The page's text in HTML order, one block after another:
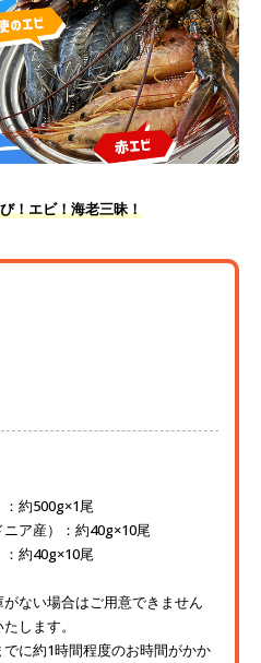
！エビ！海老三昧！
約500g×1尾
ア産）：約40g×10尾
約40g×10尾
ない場合はご用意できません
します。
に約1時間程度のお時間がかか